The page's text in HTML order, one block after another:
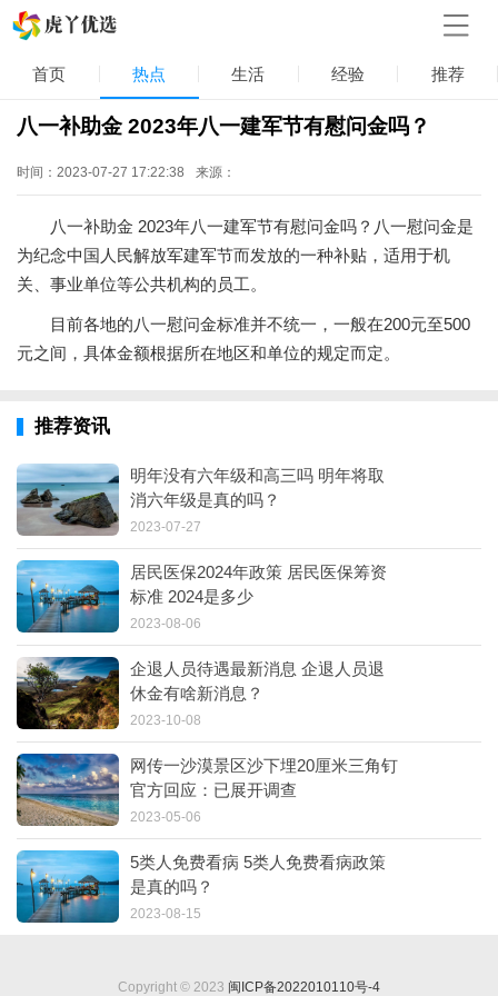
首页 热点 生活 经验 推荐
八一补助金 2023年八一建军节有慰问金吗？
时间：2023-07-27 17:22:38 来源：
八一补助金 2023年八一建军节有慰问金吗？八一慰问金是
为纪念中国人民解放军建军节而发放的一种补贴，适用于机
关、事业单位等公共机构的员工。
目前各地的八一慰问金标准并不统一，一般在200元至500
元之间，具体金额根据所在地区和单位的规定而定。
推荐资讯
明年没有六年级和高三吗 明年将取
消六年级是真的吗？
2023-07-27
居民医保2024年政策 居民医保筹资
标准 2024是多少
2023-08-06
企退人员待遇最新消息 企退人员退
休金有啥新消息？
2023-10-08
网传一沙漠景区沙下埋20厘米三角钉
官方回应：已展开调查
2023-05-06
5类人免费看病 5类人免费看病政策
是真的吗？
2023-08-15
Copyright © 2023 闽ICP备2022010110号-4